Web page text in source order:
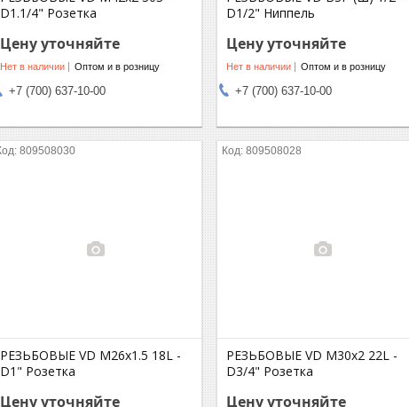
D1.1/4" Розетка
Цену уточняйте
Нет в наличии Оптом и в розницу
+7 (700) 637-10-00
D1/2" Ниппель
Цену уточняйте
Нет в наличии Оптом и в розницу
+7 (700) 637-10-00
809508030
РЕЗЬБОВЫЕ VD M26x1.5 18L -
D1" Розетка
Цену уточняйте
809508028
РЕЗЬБОВЫЕ VD M30x2 22L -
D3/4" Розетка
Цену уточняйте